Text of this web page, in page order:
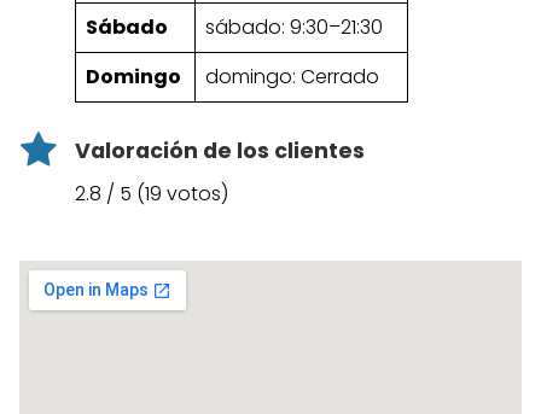
Sábado
sábado: 9:30–21:30
Domingo
domingo: Cerrado
Valoración de los clientes
2.8 / 5 (19 votos)